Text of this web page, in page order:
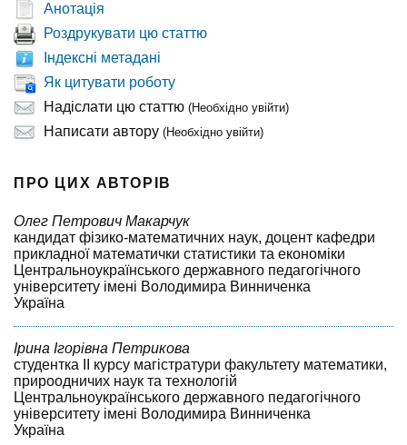
Анотація
Роздрукувати цю статтю
Індексні метадані
Як цитувати роботу
Надіслати цю статтю (Необхідно увійти)
Написати автору (Необхідно увійти)
ПРО ЦИХ АВТОРІВ
Олег Петрович Макарчук
кандидат фізико-математичних наук, доцент кафедри
прикладної математички статистики та економіки
Центральноукраїнського державного педагогічного
університету імені Володимира Винниченка
Україна
Ірина Ігорівна Петрикова
студентка II курсу магістратури факультету математики,
прироодничих наук та технологій
Центральноукраїнського державного педагогічного
університету імені Володимира Винниченка
Україна